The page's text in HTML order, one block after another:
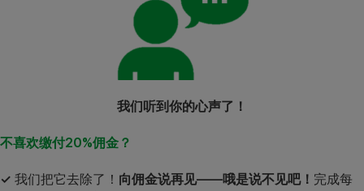
我们听到你的心声了！
不喜欢缴付20%佣金？
✓ 我们把它去除了！ 向佣金说再见——哦是说不见吧！ 完成每